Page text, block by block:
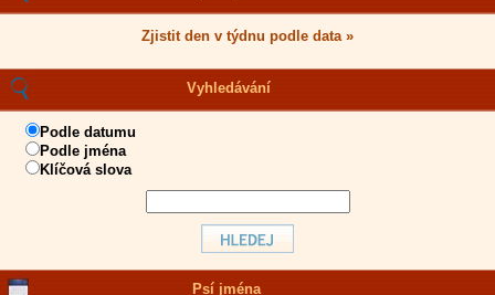
Zjistit den v týdnu podle data »
Vyhledávání
Podle datumu
Podle jména
Klíčová slova
Psí jména